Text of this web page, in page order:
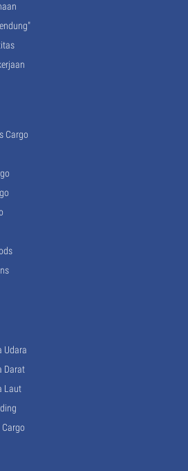
Cargo
Udara
Darat
Laut